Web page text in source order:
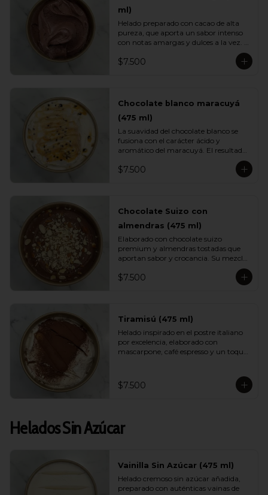
ml)
Helado preparado con cacao de alta
pureza, que aporta un sabor intenso
con notas amargas y dulces a la vez.
profundo lo convierten en un
$7.500
Chocolate blanco maracuyá
(475 ml)
La suavidad del chocolate blanco se
fusiona con el carácter ácido y
aromático del maracuyá. El resultado
sorprendentemente fresco. Una
mezcla tropical elegante perfecta para
$7.500
Chocolate Suizo con
almendras (475 ml)
Elaborado con chocolate suizo
premium y almendras tostadas que
aportan sabor y crocancia. Su mezcla
equilibrio perfecto entre intensidad,
dulzor y textura. Un sabor sofisticado
$7.500
Tiramisú (475 ml)
Helado inspirado en el postre italiano
por excelencia, elaborado con
mascarpone, café espresso y un toque
esencia del tiramisú tradicional en
versión helada.
$7.500
Helados Sin Azúcar
Vainilla Sin Azúcar (475 ml)
Helado cremoso sin azúcar añadida,
preparado con auténticas vainas de